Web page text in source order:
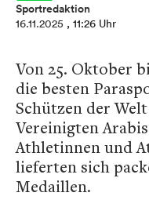
Sportredaktion
16.11.2025 , 11:26 Uhr
Von 25. Oktober
die besten
Schützen der
Vereinigten
Athletinnen und
lieferten sich
Medaillen.